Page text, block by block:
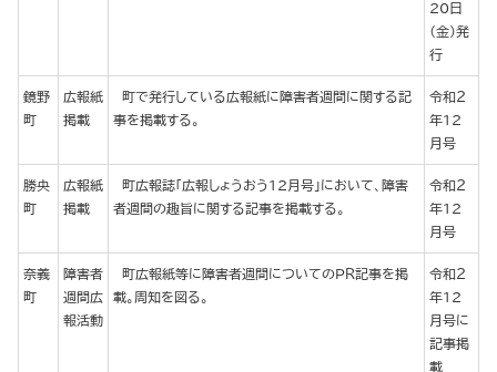
20日
（金）発
行
鏡野
町
広報紙
掲載
町で発行している広報紙に障害者週間に関する記
事を掲載する。
令和２
年12
月号
勝央
町
広報紙
掲載
町広報誌「広報しょうおう12月号」において、障害
者週間の趣旨に関する記事を掲載する。
令和２
年12
月号
奈義
町
障害者
週間広
報活動
町広報紙等に障害者週間についてのＰＲ記事を掲
載。周知を図る。
令和２
年12
月号に
記事掲
載